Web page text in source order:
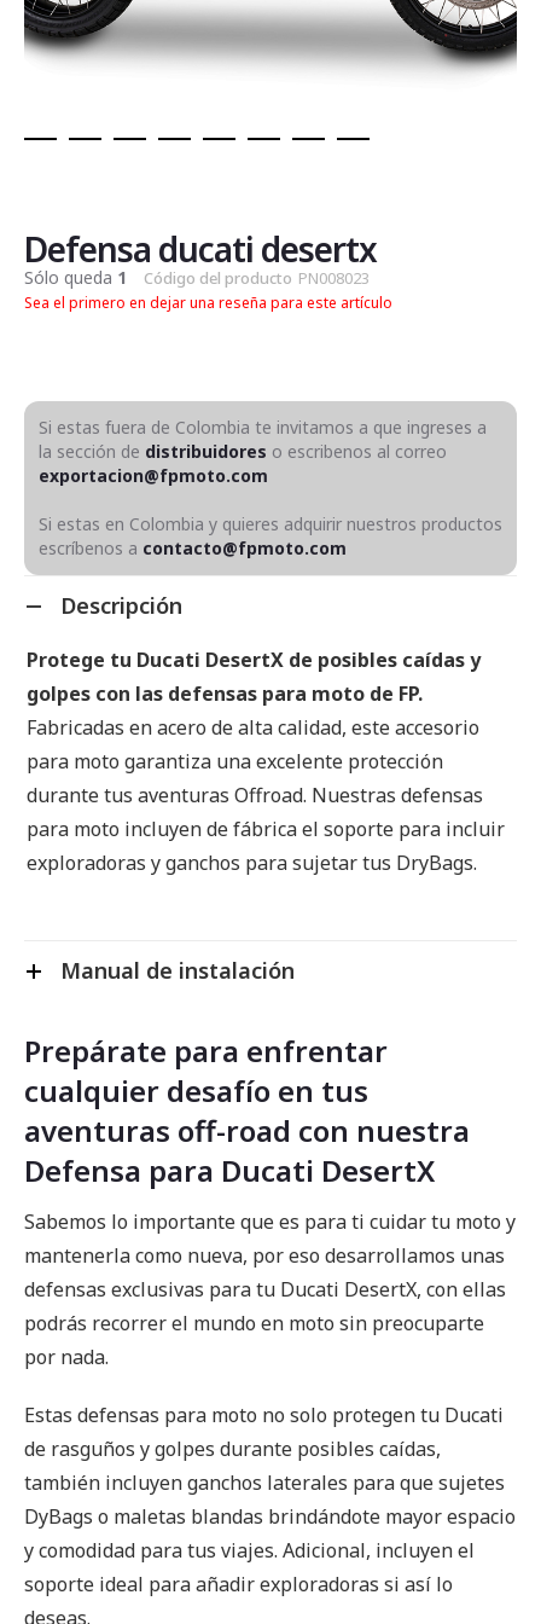
de
la
galería
de
Defensa ducati desertx
Sólo queda 1 Código del producto PN008023
Sea el primero en dejar una reseña para este artículo
Si estas fuera de Colombia te invitamos a que ingreses a
la sección de distribuidores o escribenos al correo
exportacion@fpmoto.com
Si estas en Colombia y quieres adquirir nuestros productos
escríbenos a contacto@fpmoto.com
Descripción
Protege tu Ducati DesertX de posibles caídas y
golpes con las defensas para moto de FP.
Fabricadas en acero de alta calidad, este accesorio
para moto garantiza una excelente protección
durante tus aventuras Offroad. Nuestras defensas
para moto incluyen de fábrica el soporte para incluir
exploradoras y ganchos para sujetar tus DryBags.
Manual de instalación
Prepárate para enfrentar
cualquier desafío en tus
aventuras off-road con nuestra
Defensa para Ducati DesertX
Sabemos lo importante que es para ti cuidar tu moto y
mantenerla como nueva, por eso desarrollamos unas
defensas exclusivas para tu Ducati DesertX, con ellas
podrás recorrer el mundo en moto sin preocuparte
por nada.
Estas defensas para moto no solo protegen tu Ducati
de rasguños y golpes durante posibles caídas,
también incluyen ganchos laterales para que sujetes
DyBags o maletas blandas brindándote mayor espacio
y comodidad para tus viajes. Adicional, incluyen el
soporte ideal para añadir exploradoras si así lo
deseas.